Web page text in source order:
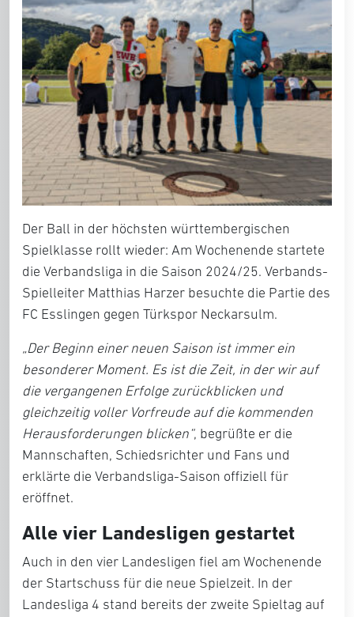
Der Ball in der höchsten württembergischen
Spielklasse rollt wieder: Am Wochenende startete
die Verbandsliga in die Saison 2024/25. Verbands-
Spielleiter Matthias Harzer besuchte die Partie des
FC Esslingen gegen Türkspor Neckarsulm.
„Der Beginn einer neuen Saison ist immer ein
besonderer Moment. Es ist die Zeit, in der wir auf
die vergangenen Erfolge zurückblicken und
gleichzeitig voller Vorfreude auf die kommenden
Herausforderungen blicken“, begrüßte er die
Mannschaften, Schiedsrichter und Fans und
erklärte die Verbandsliga-Saison offiziell für
eröffnet.
Alle vier Landesligen gestartet
Auch in den vier Landesligen fiel am Wochenende
der Startschuss für die neue Spielzeit. In der
Landesliga 4 stand bereits der zweite Spieltag auf